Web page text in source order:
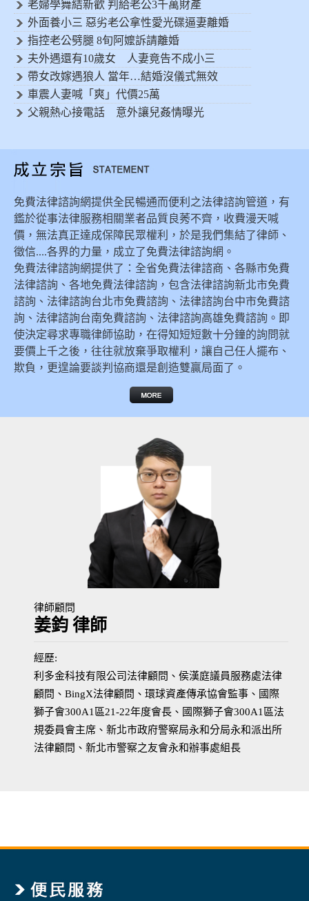
老婦學舞結新歡 判給老公3千萬財產
外面養小三 惡劣老公拿性愛光碟逼妻離婚
指控老公劈腿 8旬阿嬤訴請離婚
夫外遇還有10歲女 人妻竟告不成小三
帶女改嫁遇狼人 當年…結婚沒儀式無效
車震人妻喊「爽」代價25萬
父親熱心接電話 意外讓兒姦情曝光
免費法律諮詢網提供全民暢通而便利之法律諮詢管道，有
鑑於從事法律服務相關業者品質良莠不齊，收費漫天喊
價，無法真正達成保障民眾權利，於是我們集結了律師、
徵信....各界的力量，成立了免費法律諮詢網。
免費法律諮詢網提供了：全省免費法律諮商、各縣市免費
法律諮詢、各地免費法律諮詢，包含法律諮詢新北市免費
諮詢、法律諮詢台北市免費諮詢、法律諮詢台中市免費諮
詢、法律諮詢台南免費諮詢、法律諮詢高雄免費諮詢。即
使決定尋求專職律師協助，在得知短短數十分鐘的詢問就
要價上千之後，往往就放棄爭取權利，讓自己任人擺布、
欺負，更遑論要談判協商還是創造雙贏局面了。
律師顧問
姜鈞 律師
經歷:
利多金科技有限公司法律顧問、侯漢庭議員服務處法律
顧問、BingX法律顧問、環球資產傳承協會監事、國際
獅子會300A1區21-22年度會長、國際獅子會300A1區法
規委員會主席、新北市政府警察局永和分局永和派出所
法律顧問、新北市警察之友會永和辦事處組長